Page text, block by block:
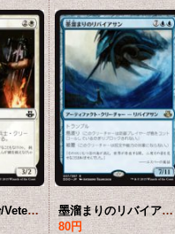
古参兵の剣鍛冶/Veteran Swordsmith 【日本語版】 [EVK-白C]
墨溜まりのリバイアサン/Inkwell Leviathan 【日本語版】 [EVK-青R]
80円